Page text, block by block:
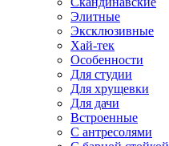
Элитные
Эксклюзивные
Хай-тек
Особенности
Для студии
Для хрущевки
Для дачи
Встроенные
С антресолями